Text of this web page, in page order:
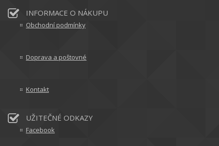
INFORMACE O NÁKUPU
Obchodní podmínky
Doprava a poštovné
Kontakt
UŽITEČNÉ ODKAZY
Facebook